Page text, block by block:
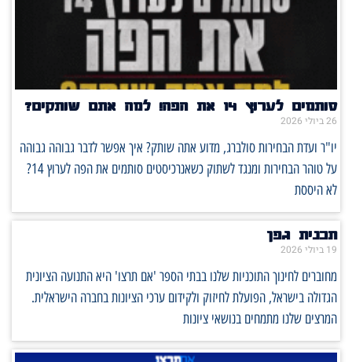
סותמים לערוץ 14 את הפה! למה אתם שותקים?
26 ביולי 2026
יו"ר ועדת הבחירות סולברג, מדוע אתה שותק? איך אפשר לדבר גבוהה גבוהה
על טוהר הבחירות ומנגד לשתוק כשאנרכיסטים סותמים את הפה לערוץ 14?
לא היססת
תכנית גפן
19 ביולי 2026
מחוברים לחינוך התוכניות שלנו בבתי הספר 'אם תרצו' היא התנועה הציונית
הגדולה בישראל, הפועלת לחיזוק ולקידום ערכי הציונות בחברה הישראלית.
המרצים שלנו מתמחים בנושאי ציונות